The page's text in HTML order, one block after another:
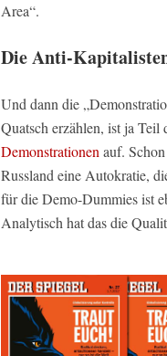
Area“.
Die Anti-
Und dann die
Quatsch erzählen, ist ja
Demonstrationenauf.
Russland eine Autokratie,
für die Demo-Dummies ist
Analytisch hat das die